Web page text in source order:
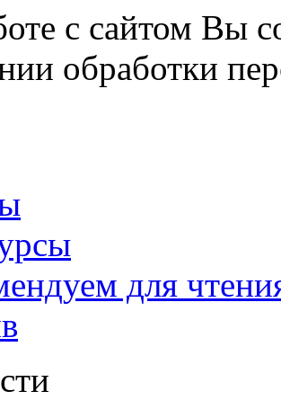
содержаниюс сайтом Вы
обработки
для